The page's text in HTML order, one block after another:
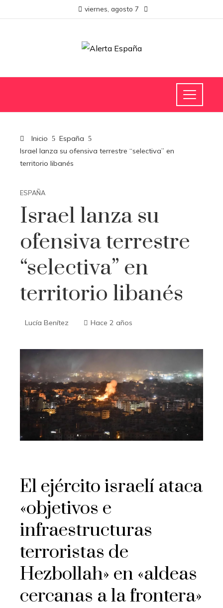
viernes, agosto 7
Inicio
España
Israel lanza su ofensiva terrestre “selectiva” en
territorio libanés
ESPAÑA
Israel lanza su
ofensiva terrestre
“selectiva” en
territorio libanés
Lucía Benítez Hace 2 años
El ejército israelí ataca
«objetivos e
infraestructuras
terroristas de
Hezbollah» en «aldeas
cercanas a la frontera»